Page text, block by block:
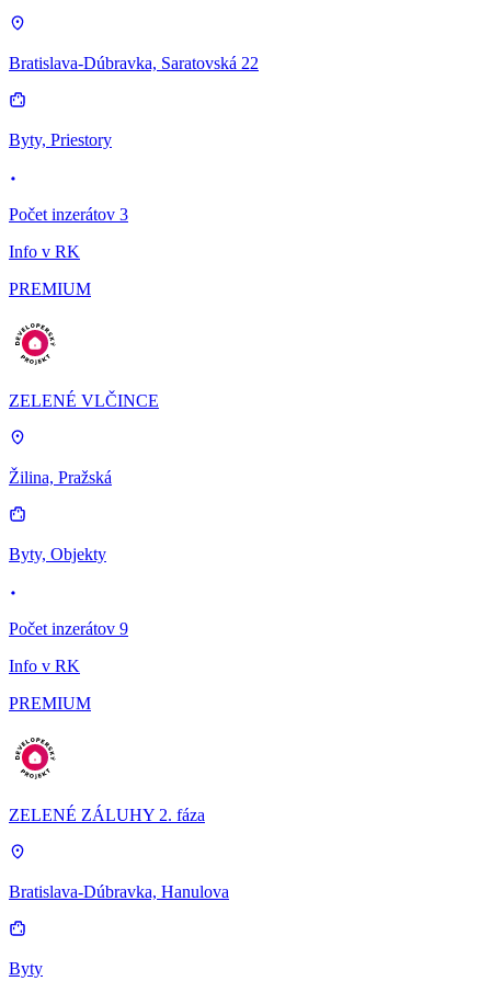
Bratislava-Dúbravka, Saratovská 22
Byty, Priestory
Počet inzerátov 3
Info v RK
PREMIUM
ZELENÉ VLČINCE
Žilina, Pražská
Byty, Objekty
Počet inzerátov 9
Info v RK
PREMIUM
ZELENÉ ZÁLUHY 2. fáza
Bratislava-Dúbravka, Hanulova
Byty